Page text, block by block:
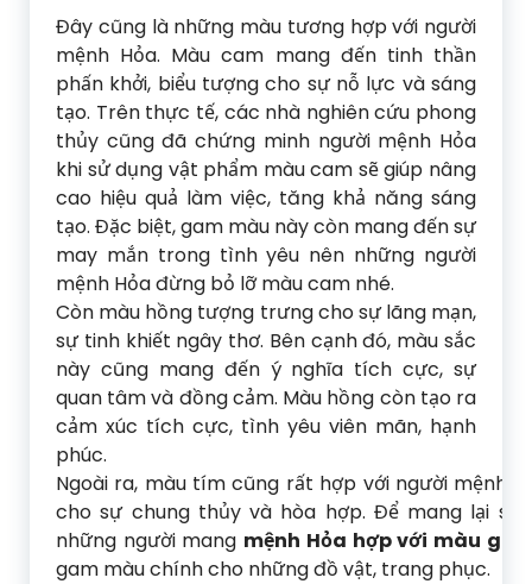
Đây cũng là những màu tương hợp với người
mệnh Hỏa. Màu cam mang đến tinh thần
phấn khởi, biểu tượng cho sự nỗ lực và sáng
tạo. Trên thực tế, các nhà nghiên cứu phong
thủy cũng đã chứng minh người mệnh Hỏa
khi sử dụng vật phẩm màu cam sẽ giúp nâng
cao hiệu quả làm việc, tăng khả năng sáng
tạo. Đặc biệt, gam màu này còn mang đến sự
may mắn trong tình yêu nên những người
mệnh Hỏa đừng bỏ lỡ màu cam nhé.
Còn màu hồng tượng trưng cho sự lãng mạn,
sự tinh khiết ngây thơ. Bên cạnh đó, màu sắc
này cũng mang đến ý nghĩa tích cực, sự
quan tâm và đồng cảm. Màu hồng còn tạo ra
cảm xúc tích cực, tình yêu viên mãn, hạnh
phúc.
Ngoài ra, màu tím cũng rất hợp với người mệnh
cho sự chung thủy và hòa hợp. Để mang lại sự
những người mang mệnh Hỏa hợp với màu gì
gam màu chính cho những đồ vật, trang phục.